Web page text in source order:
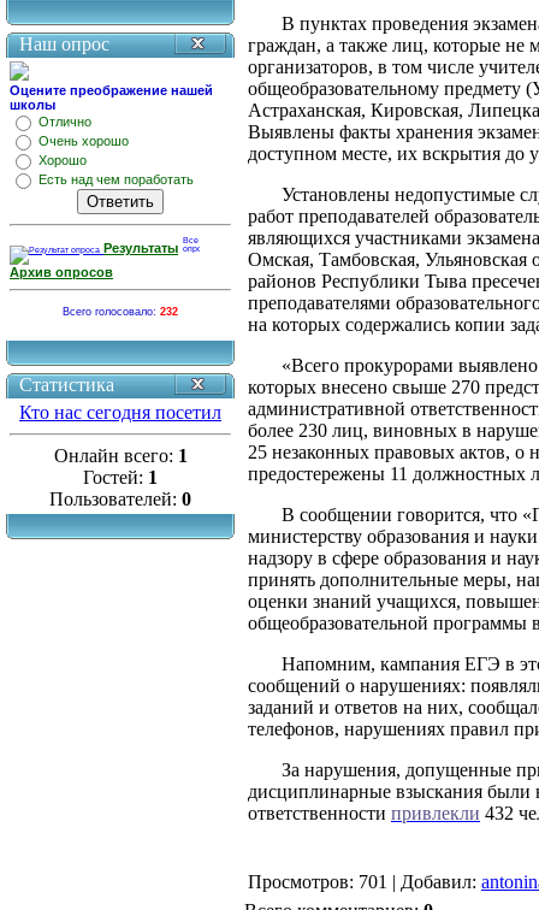
Наш опрос
Оцените преображение нашей
школы
Отлично
Очень хорошо
Хорошо
Есть над чем поработать
Результаты
Архив опросов
Всего голосовало: 232
Статистика
Кто нас сегодня посетил
Онлайн всего: 1
Гостей: 1
Пользователей: 0
В пунктах проведения
граждан, а также лиц, которые не
организаторов, в том числе
общеобразовательному предмету
Астраханская, Кировская,
Выявлены факты хранения
доступном месте, их вскрытия до
Установлены недопустимые
работ преподавателей
являющихся участниками
Омская, Тамбовская,
районов Республики Тыва
преподавателями
на которых содержались копии
«Всего прокурорами
которых внесено свыше 270
административной
более 230 лиц, виновных в
25 незаконных правовых актов, о
предостережены 11 должностных
В сообщении говорится, что
министерству образования и
надзору в сфере образования и
принять дополнительные меры,
оценки знаний учащихся,
общеобразовательной программы
Напомним, кампания ЕГЭ в
сообщений о нарушениях:
заданий и ответов на них,
телефонов, нарушениях правил
За нарушения, допущенные
дисциплинарные взыскания были
ответственности привлекли 432
Просмотров: 701 | Добавил: